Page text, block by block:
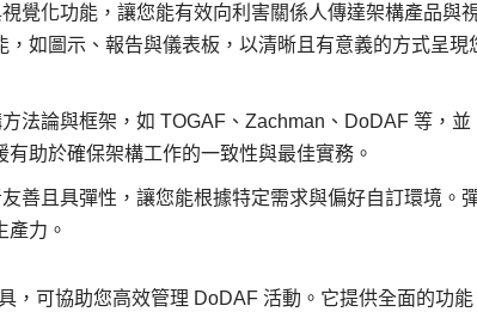
覺化功能，讓您能有效向利害關係人傳達架構產品與
如圖示、報告與儀表板，以清晰且有意義的方式呈現
法論與框架，如 TOGAF、Zachman、DoDAF 等，並
助於確保架構工作的一致性與最佳實務。
善且具彈性，讓您能根據特定需求與偏好自訂環境。
力。
，可協助您高效管理 DoDAF 活動。它提供全面的功能